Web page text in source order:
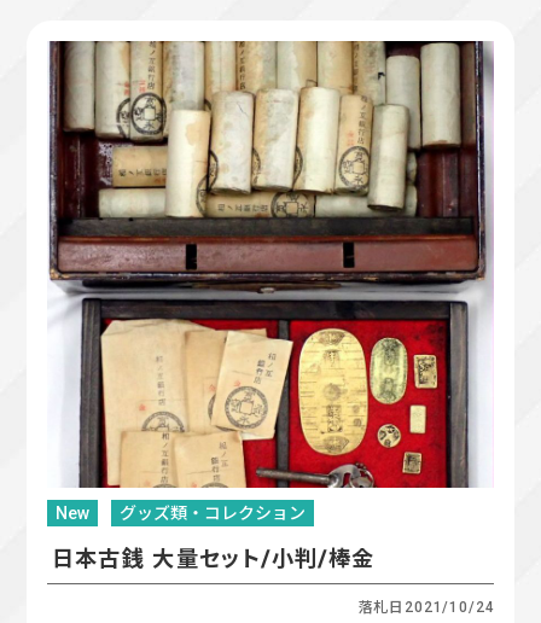
New グッズ類・コレクション
日本古銭 大量セット/小判/棒金
落札日 2021/10/24